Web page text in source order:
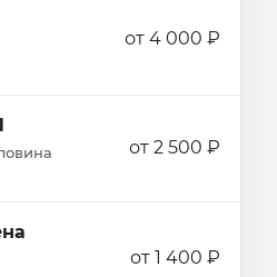
от 4 000 ₽
от 2 500 ₽
от 1 400 ₽